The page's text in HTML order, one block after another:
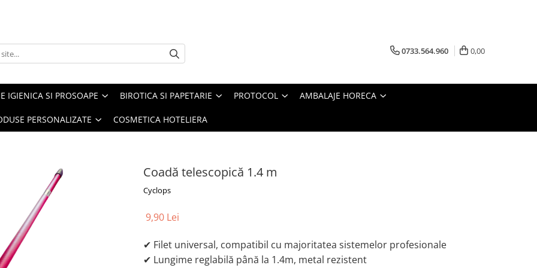
0733.564.960 0,00
IGIENICA SI PROSOAPE BIROTICA SI PAPETARIE PROTOCOL AMBALAJE HORECA
PERSONALIZATE COSMETICA HOTELIERA
Coadă telescopică 1.4 m
Cyclops
9,90 Lei
✔ Filet universal, compatibil cu majoritatea sistemelor profesionale
✔ Lungime reglabilă până la 1.4m, metal rezistent